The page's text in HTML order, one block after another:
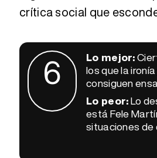
crítica social que
6 Lo mejor:
los que la
consiguen
Lo peor:Lo
está Fele
situaciones